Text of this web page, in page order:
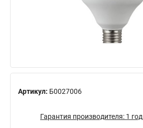
Артикул: Б0027006
Гарантия производителя: 1 год